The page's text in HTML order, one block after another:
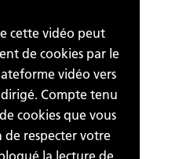
cette vidéo peut
de cookies par le
vidéo vers
Compte tenu
cookies que vous
de respecter votre
la lecture de